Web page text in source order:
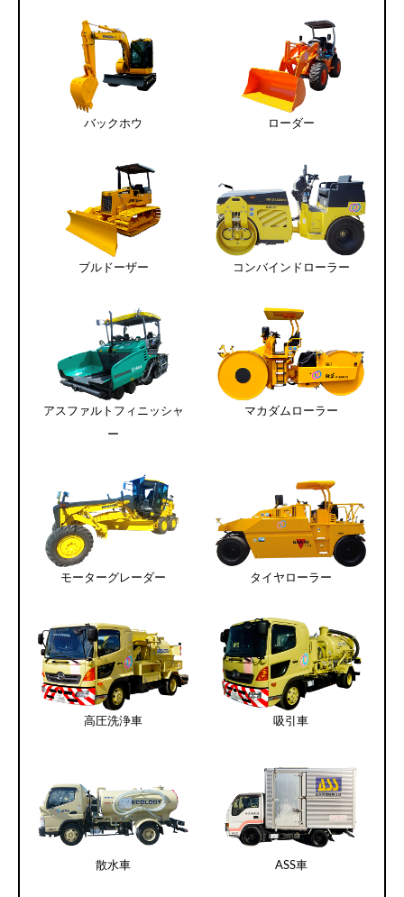
バックホウ ローダー
ブルドーザー コンバインドローラー
アスファルトフィニッシャ
ー
マカダムローラー
モーターグレーダー タイヤローラー
高圧洗浄車 吸引車
散水車 ASS車